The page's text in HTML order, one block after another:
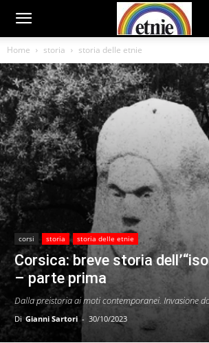
Home storia storia delle etnie
corsi storia storia delle etnie
Corsica: breve storia
– parte prima
Dalla preistoria ai moti contemporanei. Invasione
Di Gianni Sartori - 30/10/2023